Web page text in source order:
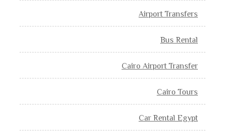
Airport Transfers
Bus Rental
Cairo Airport Transfer
Cairo Tours
Car Rental Egypt